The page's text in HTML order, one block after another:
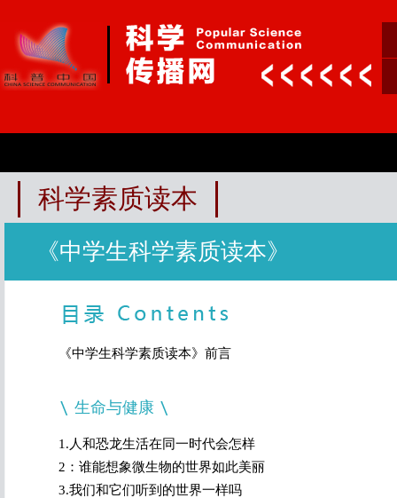
科学素质读本
《中学生科学素质读本》
《中学生科学素质读本》前言
生命与健康
1.人和恐龙生活在同一时代会怎样
2：谁能想象微生物的世界如此美丽
3.我们和它们听到的世界一样吗